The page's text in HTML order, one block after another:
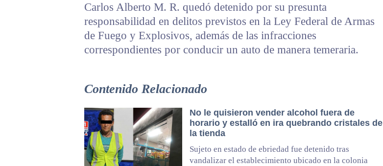
Carlos Alberto M. R. quedó detenido por su presunta
responsabilidad en delitos previstos en la Ley Federal de Armas
de Fuego y Explosivos, además de las infracciones
correspondientes por conducir un auto de manera temeraria.
Contenido Relacionado
No le quisieron vender alcohol fuera de
horario y estalló en ira quebrando cristales de
la tienda
Sujeto en estado de ebriedad fue detenido tras
vandalizar el establecimiento ubicado en la colonia